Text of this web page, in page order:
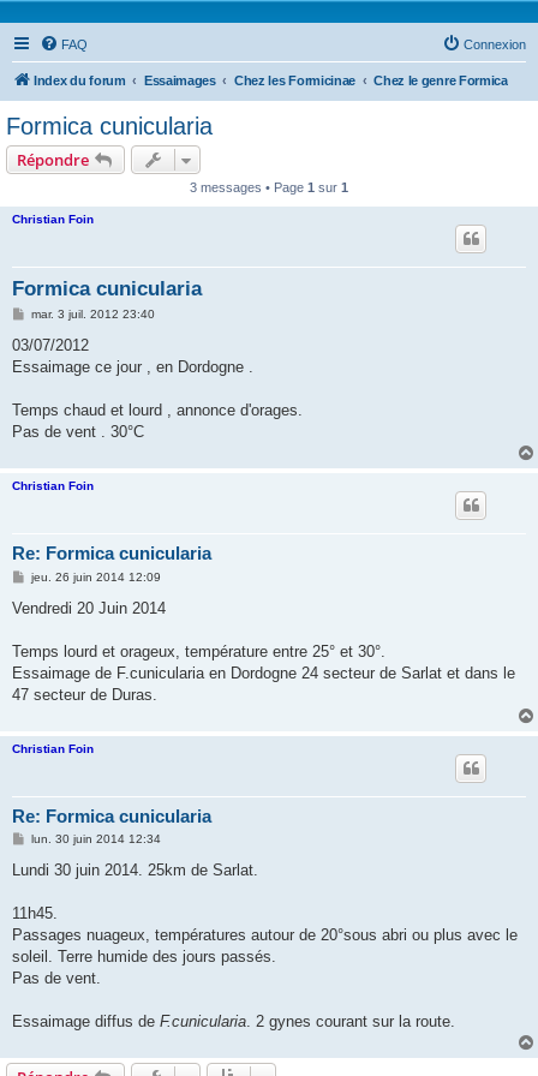
FAQ Connexion
Index du forum Essaimages Chez les Formicinae Chez le genre Formica
Formica cunicularia
Répondre
3 messages • Page 1 sur 1
Christian Foin
Formica cunicularia
M
s
a
mar. 3 juil. 2012 23:40
03/07/2012
Essaimage ce jour , en Dordogne .
Temps chaud et lourd , annonce d'orages.
Pas de vent . 30°C
Christian Foin
Re: Formica cunicularia
M
s
g
jeu. 26 juin 2014 12:09
Vendredi 20 Juin 2014
Temps lourd et orageux, température entre 25° et 30°.
Essaimage de F.cunicularia en Dordogne 24 secteur de Sarlat et dans le
47 secteur de Duras.
Christian Foin
Re: Formica cunicularia
M
s
g
lun. 30 juin 2014 12:34
Lundi 30 juin 2014. 25km de Sarlat.
11h45.
Passages nuageux, températures autour de 20°sous abri ou plus avec le
soleil. Terre humide des jours passés.
Pas de vent.
Essaimage diffus de F.cunicularia. 2 gynes courant sur la route.